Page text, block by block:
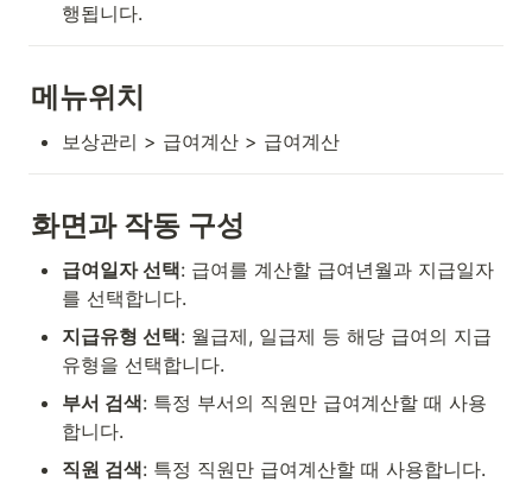
행됩니다.
메뉴위치
보상관리 > 급여계산 > 급여계산
화면과 작동 구성
급여일자 선택: 급여를 계산할 급여년월과 지급일자
를 선택합니다.
지급유형 선택: 월급제, 일급제 등 해당 급여의 지급
유형을 선택합니다.
부서 검색: 특정 부서의 직원만 급여계산할 때 사용
합니다.
직원 검색: 특정 직원만 급여계산할 때 사용합니다.